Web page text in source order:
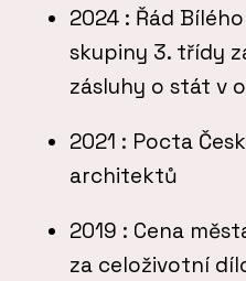
2024 : Řád
skupiny 3. třídy
zásluhy o stát v
2021 : Pocta
architektů
2019 : Cena
za celoživotní